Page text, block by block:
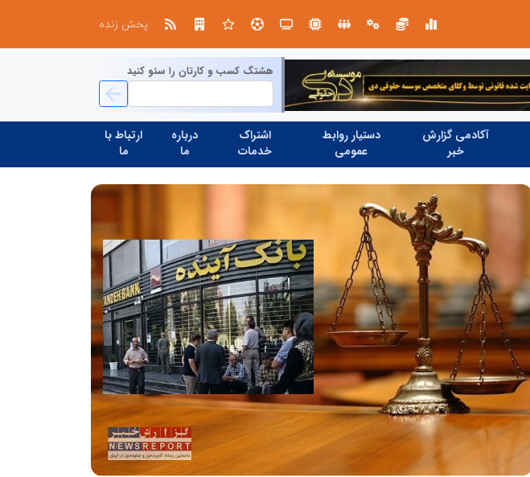
پخش زنده
هشتگ کسب و کارتان را سئو کنید
آکادمی گزارش
خبر
دستیار روابط
عمومی
اشتراک
خدمات
درباره
ما
ارتباط با
ما